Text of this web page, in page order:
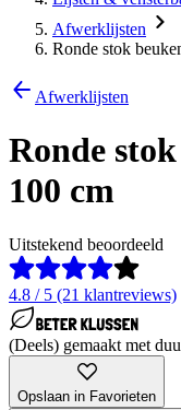
Afwerklijsten
Ronde stok
Afwerklijsten
Ronde
100 cm
Uitstekend beoordeeld
4.8 / 5 (21 klantreviews)
(Deels) gemaakt met
Opslaan in Favorieten